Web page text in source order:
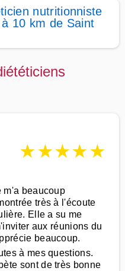
nutritionniste
10 km de Saint
★★★★★
m'a beaucoup
très à l'écoute
Elle a su me
aux réunions du
beaucoup.
à mes questions.
sont de très bonne